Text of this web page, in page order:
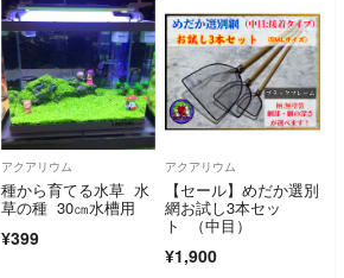
アクアリウム
種から育てる水草 水
草の種 30㎝水槽用
¥399
アクアリウム
【セール】めだか選別
網お試し3本セッ
ト （中目）
¥1,900